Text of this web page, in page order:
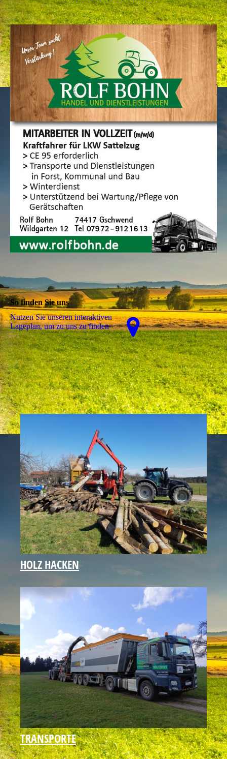
So finden Sie uns
Nutzen Sie unseren interaktiven
La­ge­plan, um zu uns zu finden
HOLZ HACKEN
TRANSPORTE